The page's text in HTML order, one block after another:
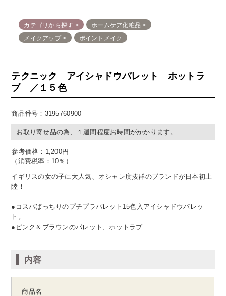
カテゴリから探す
ホームケア化粧品
メイクアップ
ポイントメイク
テクニック アイシャドウパレット ホットラ
ブ ／１５色
商品番号：3195760900
お取り寄せ品の為、１週間程度お時間がかかります。
1,200円
（消費税率： 10％ ）
イギリスの女の子に大人気、オシャレ度抜群のブランドが日本初上
陸！
●コスパばっちりのプチプラパレット15色入アイシャドウパレッ
ト。
●ピンク＆ブラウンのパレット、ホットラブ
内容
商品名